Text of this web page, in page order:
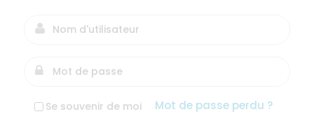
Se souvenir de moi Mot de passe perdu ?